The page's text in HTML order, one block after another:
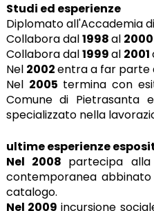
Studi ed esperienze
Diplomato all'Accademia
Collabora dal1998al 2000
Collabora dal1999al 2001
Nel 2002entra a far parte
Nel 2005 termina con
Comune di Pietrasanta
specializzato nella
ultime esperienze
Nel 2008 partecipa
contemporanea
catalogo.
Nel 2009incursione